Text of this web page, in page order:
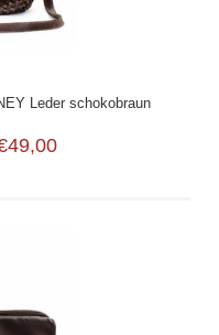
Leder schokobraun